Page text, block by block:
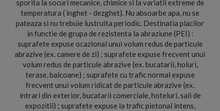
sporita la socuri mecanice, chimice si la variatii extreme de
temperatura ( inghet - dezghet). Nu absoarbe apa, nu se
pateaza si nu trebuie lustruita periodic. Destinatia placilor
in functie de grupa de rezistenta la abraziune (PEI) :
suprafete expuse ocazional unui volum redus de particule
abrazive (ex. camere de zi) ; suprafete expuse frecvent unui
volum redus de particule abrazive (ex. bucatarii, holuri,
terase, balcoane) ; suprafete cu trafic normal expuse
frecvent unui volum ridicat de particule abrazive (ex.
intrari din exterior, bucatarii comerciale, hoteluri, sali de
expozitii) ; suprafete expuse la trafic pietonal intens,